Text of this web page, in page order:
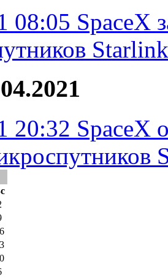
08:05 SpaceX
Starlink
20:32 SpaceX